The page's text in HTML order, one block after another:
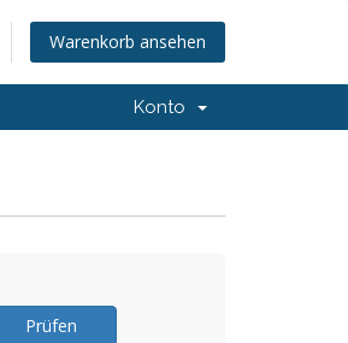
Warenkorb ansehen
Konto
Prüfen